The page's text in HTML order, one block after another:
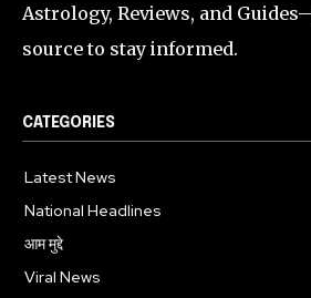
Astrology, Reviews, and
source to stay informed.
CATEGORIES
Latest News
National Headlines
आम मुद्दे
Viral News